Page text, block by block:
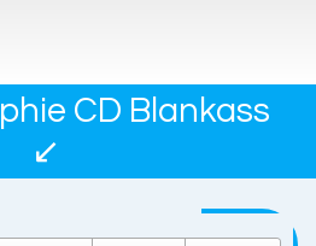
CD Blankass
↙